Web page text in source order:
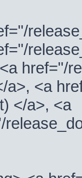
href="/
a>, <a
</a>, <a